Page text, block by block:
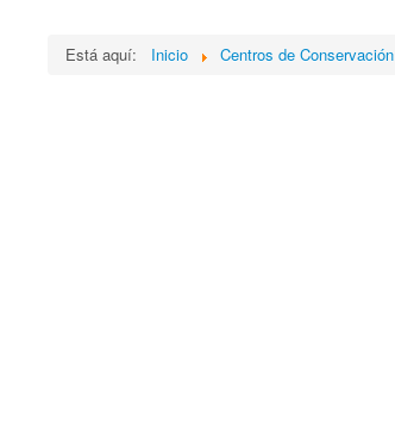
Está aquí: Inicio Centros de Conservación